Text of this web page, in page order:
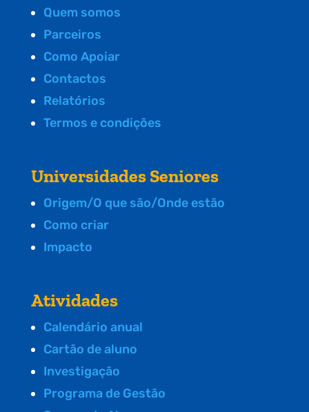
Quem somos
Parceiros
Como Apoiar
Contactos
Relatórios
Termos e condições
Universidades Seniores
Origem/O que são/Onde estão
Como criar
Impacto
Atividades
Calendário anual
Cartão de aluno
Investigação
Programa de Gestão